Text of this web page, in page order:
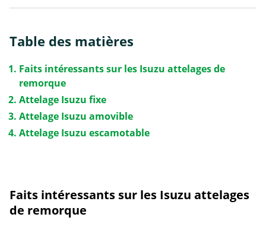
Table des matières
Faits intéressants sur les Isuzu attelages de
remorque
Attelage Isuzu fixe
Attelage Isuzu amovible
Attelage Isuzu escamotable
Faits intéressants sur les Isuzu attelages
de remorque